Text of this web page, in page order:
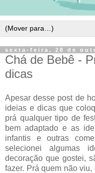
sexta-feira, 28 de
Chá de Bebê -
dicas
Apesar desse post de
ideias e dicas que
prá qualquer tipo de
bem adaptado e as
infantis e outras
selecionei algumas
decoração que gostei,
fazer. Prá quem não viu,